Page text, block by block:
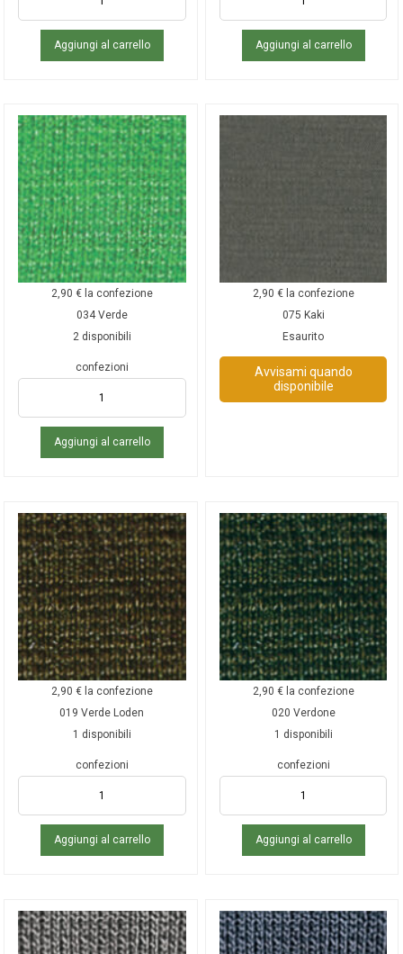
Aggiungi al carrello Aggiungi al carrello
2,90 € la confezione
034 Verde
2 disponibili
confezioni
Aggiungi al carrello
2,90 € la confezione
075 Kaki
Esaurito
Avvisami quando
disponibile
2,90 € la confezione
019 Verde Loden
1 disponibili
confezioni
Aggiungi al carrello
2,90 € la confezione
020 Verdone
1 disponibili
confezioni
Aggiungi al carrello